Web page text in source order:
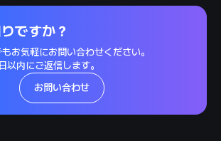
ですか？
お気軽にお問い合わせください。
以内にご返信します。
お問い合わせ